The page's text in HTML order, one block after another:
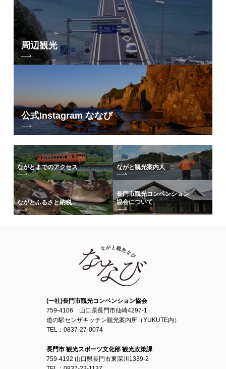
周辺観光
公式Instagram ななび
ながとまでのアクセス ながと観光案内人
ながとふるさと納税
長門市観光コンベンション
協会について
(一社)長門市観光コンベンション協会
759-4106 山口県長門市仙崎4297-1
道の駅センザキッチン観光案内所（YUKUTE内）
TEL：0837-27-0074
長門市 観光スポーツ文化部 観光政策課
759-4192 山口県長門市東深川1339-2